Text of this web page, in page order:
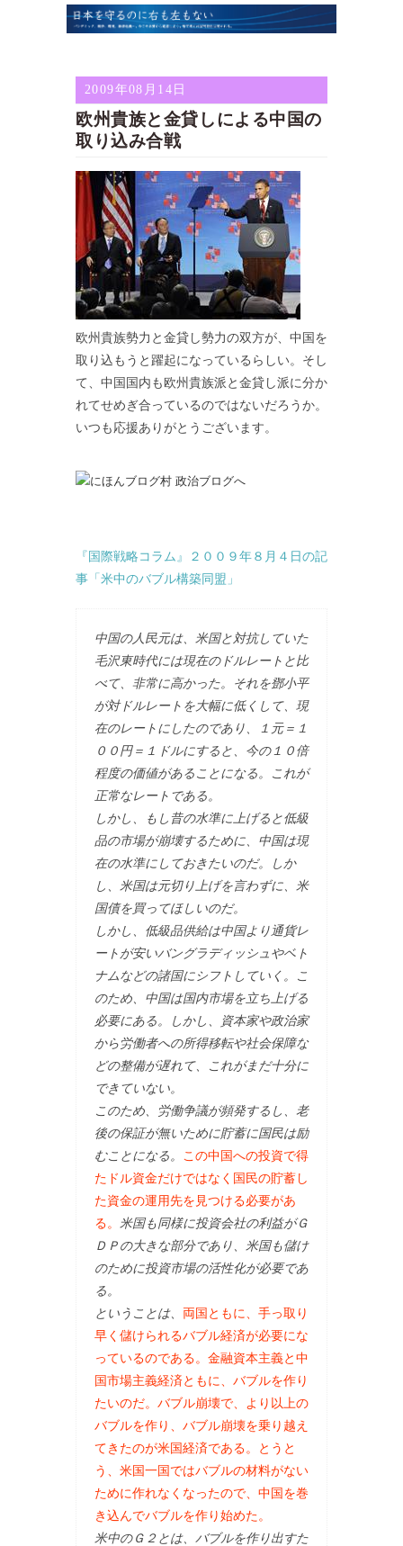
2009年08月14日
欧州貴族と金貸しによる中国の
取り込み合戦
欧州貴族勢力と金貸し勢力の双方が、中国を
取り込もうと躍起になっているらしい。そし
て、中国国内も欧州貴族派と金貸し派に分か
れてせめぎ合っているのではないだろうか。
いつも応援ありがとうございます。
『国際戦略コラム』２００９年８月４日の記
事「米中のバブル構築同盟」
中国の人民元は、米国と対抗していた
毛沢東時代には現在のドルレートと比
べて、非常に高かった。それを鄧小平
が対ドルレートを大幅に低くして、現
在のレートにしたのであり、１元＝１
００円＝１ドルにすると、今の１０倍
程度の価値があることになる。これが
正常なレートである。
しかし、もし昔の水準に上げると低級
品の市場が崩壊するために、中国は現
在の水準にしておきたいのだ。しか
し、米国は元切り上げを言わずに、米
国債を買ってほしいのだ。
しかし、低級品供給は中国より通貨レ
ートが安いバングラディッシュやベト
ナムなどの諸国にシフトしていく。こ
のため、中国は国内市場を立ち上げる
必要にある。しかし、資本家や政治家
から労働者への所得移転や社会保障な
どの整備が遅れて、これがまだ十分に
できていない。
このため、労働争議が頻発するし、老
後の保証が無いために貯蓄に国民は励
むことになる。
この中国への投資で得
たドル資金だけではなく国民の貯蓄し
た資金の運用先を見つける必要があ
る。
米国も同様に投資会社の利益がＧ
ＤＰの大きな部分であり、米国も儲け
のために投資市場の活性化が必要であ
る。
ということは、 両国ともに、手っ取り
早く儲けられるバブル経済が必要にな
っているのである。金融資本主義と中
国市場主義経済ともに、バブルを作り
たいのだ。バブル崩壊で、より以上の
バブルを作り、バブル崩壊を乗り越え
てきたのが米国経済である。とうと
う、米国一国ではバブルの材料がない
ために作れなくなったので、中国を巻
き込んでバブルを作り始めた。
米中のＧ２とは、バブルを作り出すた